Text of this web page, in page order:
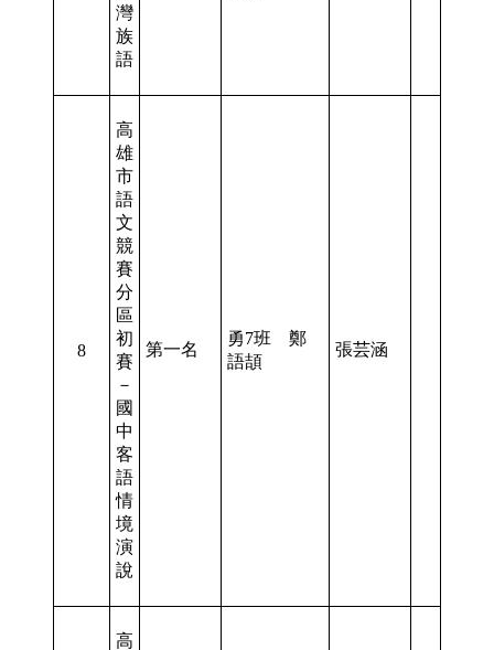
灣
族
語
8
高
雄
市
語
文
競
賽
分
區
初
賽
－
國
中
客
語
情
境
演
說
第一名
勇7班 鄭
語頡
張芸涵
高